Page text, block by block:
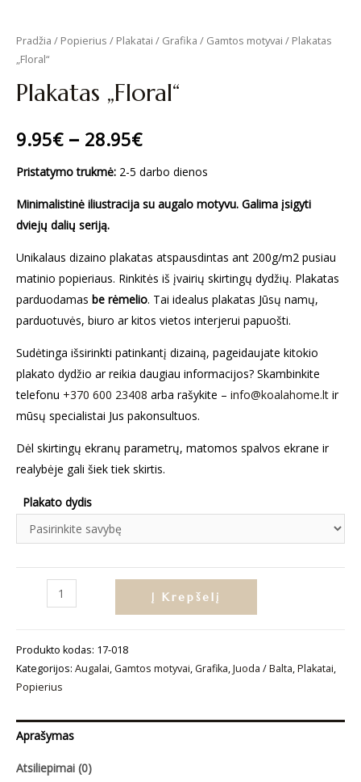
Pradžia / Popierius / Plakatai / Grafika / Gamtos motyvai / Plakatas
„Floral“
Plakatas „Floral“
9.95€– 28.95€
Pristatymo trukmė: 2-5 darbo dienos
Minimalistinė iliustracija su augalo motyvu. Galima įsigyti
dviejų dalių seriją.
Unikalaus dizaino plakatas atspausdintas ant 200g/m2 pusiau
matinio popieriaus. Rinkitės iš įvairių skirtingų dydžių. Plakatas
parduodamas be rėmelio. Tai idealus plakatas Jūsų namų,
parduotuvės, biuro ar kitos vietos interjerui papuošti.
Sudėtinga išsirinkti patinkantį dizainą, pageidaujate kitokio
plakato dydžio ar reikia daugiau informacijos? Skambinkite
telefonu +370 600 23408 arba rašykite – info@koalahome.lt ir
mūsų specialistai Jus pakonsultuos.
Dėl skirtingų ekranų parametrų, matomos spalvos ekrane ir
realybėje gali šiek tiek skirtis.
Plakato dydis
produkto
„Floral“
Į Krepšelį
Produkto kodas: 17-018
Kategorijos: Augalai,Gamtos motyvai,Grafika,Juoda / Balta,Plakatai,
Popierius
Aprašymas
Atsiliepimai (0)